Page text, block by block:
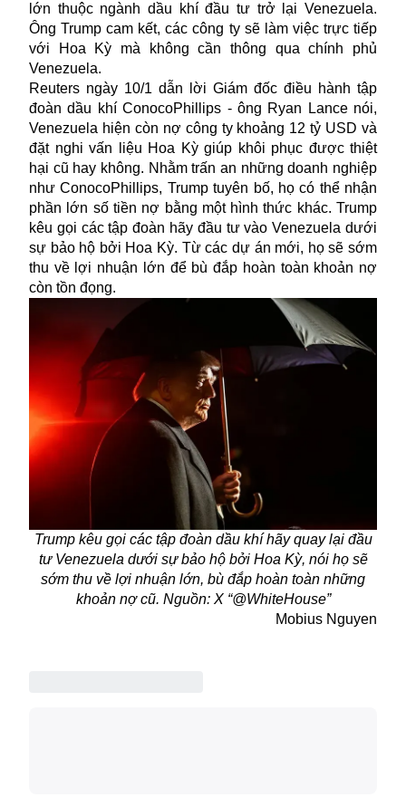
lớn thuộc ngành dầu khí đầu tư trở lại Venezuela.
Ông Trump cam kết, các công ty sẽ làm việc trực tiếp
với Hoa Kỳ mà không cần thông qua chính phủ
Venezuela.
Reuters ngày 10/1 dẫn lời Giám đốc điều hành tập
đoàn dầu khí ConocoPhillips - ông Ryan Lance nói,
Venezuela hiện còn nợ công ty khoảng 12 tỷ USD và
đặt nghi vấn liệu Hoa Kỳ giúp khôi phục được thiệt
hại cũ hay không. Nhằm trấn an những doanh nghiệp
như ConocoPhillips, Trump tuyên bố, họ có thể nhận
phần lớn số tiền nợ bằng một hình thức khác. Trump
kêu gọi các tập đoàn hãy đầu tư vào Venezuela dưới
sự bảo hộ bởi Hoa Kỳ. Từ các dự án mới, họ sẽ sớm
thu về lợi nhuận lớn để bù đắp hoàn toàn khoản nợ
còn tồn đọng.
Trump kêu gọi các tập đoàn dầu khí hãy quay lại đầu
tư Venezuela dưới sự bảo hộ bởi Hoa Kỳ, nói họ sẽ
sớm thu về lợi nhuận lớn, bù đắp hoàn toàn những
khoản nợ cũ. Nguồn: X “@WhiteHouse”
Mobius Nguyen